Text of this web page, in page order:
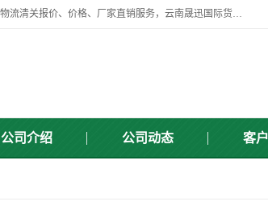
云南晟迅国际货运代理有限公司提供瑞丽口岸、磨憨口岸、腾冲口岸报关、报检，缅甸、老挝物流清关报价、价格、厂家直销服务，云南晟迅国际货运代理有限公司，由一支精通业务、经验丰富、责任心强的专业团队组建于,云南晟迅国际货运代理有限公司商铺。
公司介绍 公司动态 客